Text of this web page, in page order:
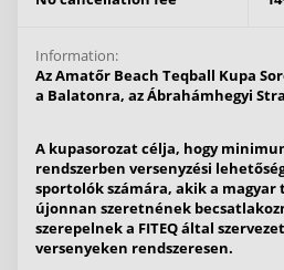
Information:
Az Amatőr Beach Teqball Kupa
a Balatonra, az Ábrahámhegyi
A kupasorozat célja, hogy
rendszerben versenyzési
sportolók számára, akik a
újonnan szeretnének
szerepelnek a FITEQ által
versenyeken rendszeresen.